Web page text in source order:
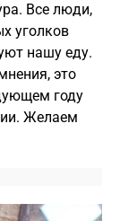
Все люди,
уголков
нашу еду.
это
году
Желаем